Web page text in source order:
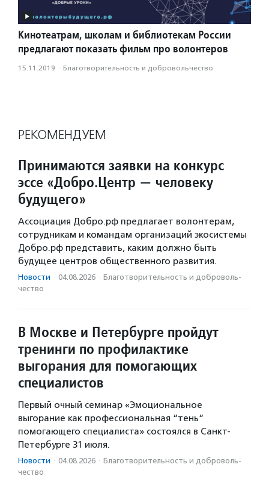
Кинотеатрам, школам и библиотекам России
предлагают показать фильм про волонтеров
15.11.2019 · Благотвори­тель­ность и доброволь­чест­во
РЕКОМЕНДУЕМ
Принимаются заявки на конкурс
эссе «Добро.Центр — человеку
будущего»
Ассоциация Добро.рф предлагает волонтерам,
сотрудникам и командам организаций экосистемы
Добро.рф представить, каким должно быть
будущее центров общественного развития.
Новости · 04.08.2026 · Благотвори­тель­ность и доброволь­
чест­во
В Москве и Петербурге пройдут
тренинги по профилактике
выгорания для помогающих
специалистов
Первый очный семинар «Эмоциональное
выгорание как профессиональная “тень“
помогающего специалиста» состоялся в Санкт-
Петербурге 31 июля.
Новости · 04.08.2026 · Благотвори­тель­ность и доброволь­
чест­во